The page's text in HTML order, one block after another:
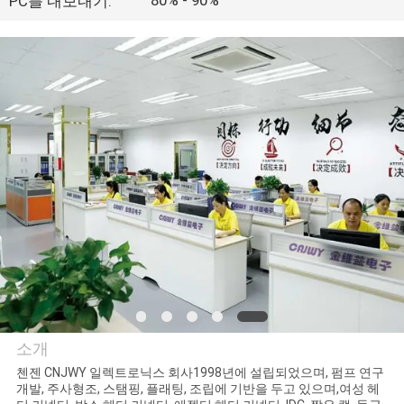
장
여
행
품
질
관
리
문
소개
첸젠 CNJWY 일렉트로닉스 회사1998년에 설립되었으며, 펌프 연구
개발, 주사형조, 스탬핑, 플래팅, 조립에 기반을 두고 있으며,여성 헤